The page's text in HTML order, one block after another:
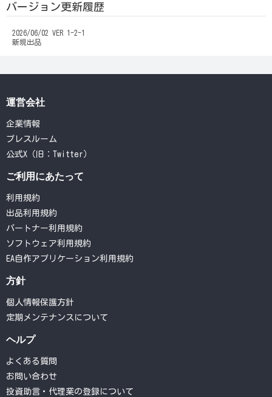
バージョン更新履歴
2026/06/02 VER 1-2-1
新規出品
運営会社
企業情報
プレスルーム
公式X（旧：Twitter）
ご利用にあたって
利用規約
出品利用規約
パートナー利用規約
ソフトウェア利用規約
EA自作アプリケーション利用規約
方針
個人情報保護方針
定期メンテナンスについて
ヘルプ
よくある質問
お問い合わせ
投資助言・代理業の登録について